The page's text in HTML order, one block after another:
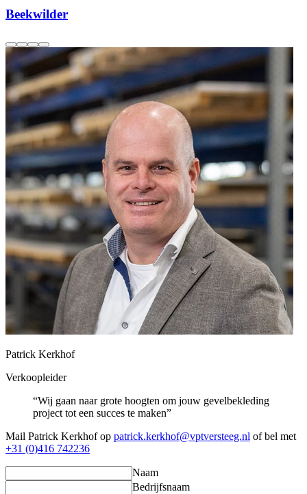
Beekwilder
Patrick Kerkhof
Verkoopleider
“Wij gaan naar grote hoogten om jouw gevelbekleding
project tot een succes te maken”
Mail Patrick Kerkhof op patrick.kerkhof@vptversteeg.nl of bel met
+31 (0)416 742236
Naam
Bedrijfsnaam